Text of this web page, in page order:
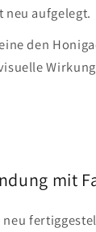
neu aufgelegt.
den
mit